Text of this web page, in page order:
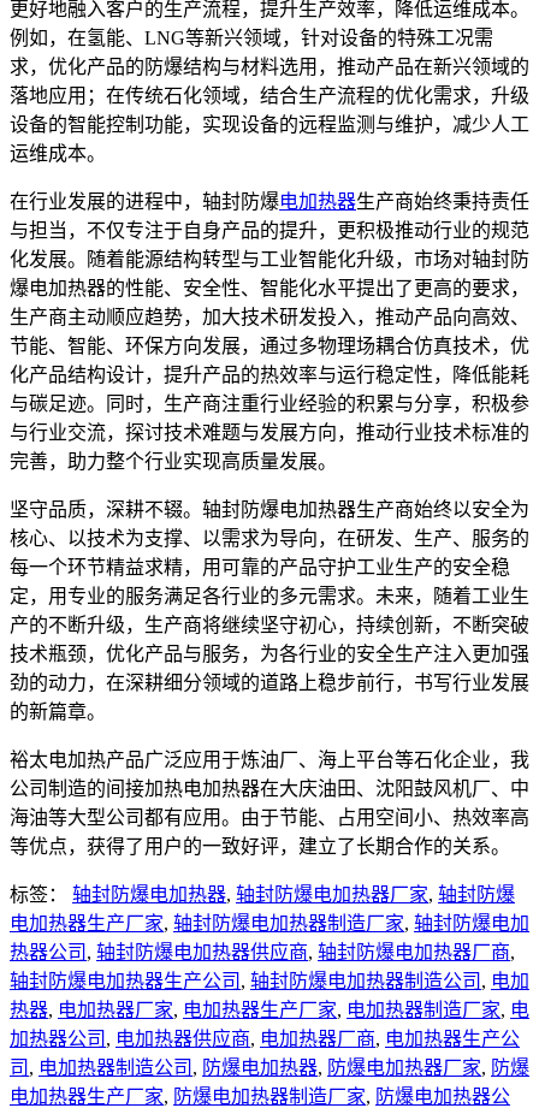
更好地融入客户的生产流程，提升生产效率，降低运维成本。
例如，在氢能、LNG等新兴领域，针对设备的特殊工况需
求，优化产品的防爆结构与材料选用，推动产品在新兴领域的
落地应用；在传统石化领域，结合生产流程的优化需求，升级
设备的智能控制功能，实现设备的远程监测与维护，减少人工
运维成本。
在行业发展的进程中，轴封防爆电加热器生产商始终秉持责任
与担当，不仅专注于自身产品的提升，更积极推动行业的规范
化发展。随着能源结构转型与工业智能化升级，市场对轴封防
爆电加热器的性能、安全性、智能化水平提出了更高的要求，
生产商主动顺应趋势，加大技术研发投入，推动产品向高效、
节能、智能、环保方向发展，通过多物理场耦合仿真技术，优
化产品结构设计，提升产品的热效率与运行稳定性，降低能耗
与碳足迹。同时，生产商注重行业经验的积累与分享，积极参
与行业交流，探讨技术难题与发展方向，推动行业技术标准的
完善，助力整个行业实现高质量发展。
坚守品质，深耕不辍。轴封防爆电加热器生产商始终以安全为
核心、以技术为支撑、以需求为导向，在研发、生产、服务的
每一个环节精益求精，用可靠的产品守护工业生产的安全稳
定，用专业的服务满足各行业的多元需求。未来，随着工业生
产的不断升级，生产商将继续坚守初心，持续创新，不断突破
技术瓶颈，优化产品与服务，为各行业的安全生产注入更加强
劲的动力，在深耕细分领域的道路上稳步前行，书写行业发展
的新篇章。
裕太电加热产品广泛应用于炼油厂、海上平台等石化企业，我
公司制造的间接加热电加热器在大庆油田、沈阳鼓风机厂、中
海油等大型公司都有应用。由于节能、占用空间小、热效率高
等优点，获得了用户的一致好评，建立了长期合作的关系。
标签： 轴封防爆电加热器, 轴封防爆电加热器厂家, 轴封防爆
电加热器生产厂家, 轴封防爆电加热器制造厂家, 轴封防爆电加
热器公司 , 轴封防爆电加热器供应商, 轴封防爆电加热器厂商,
轴封防爆电加热器生产公司 , 轴封防爆电加热器制造公司 , 电加
热器, 电加热器厂家, 电加热器生产厂家, 电加热器制造厂家, 电
加热器公司 , 电加热器供应商, 电加热器厂商, 电加热器生产公
司 , 电加热器制造公司 , 防爆电加热器, 防爆电加热器厂家, 防爆
电加热器生产厂家, 防爆电加热器制造厂家, 防爆电加热器公